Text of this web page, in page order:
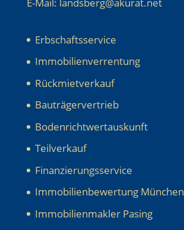
Erbschaftsservice
Immobilienverrentung
Rückmietverkauf
Bauträgervertrieb
Bodenrichtwertauskunft
Teilverkauf
Finanzierungsservice
Immobilienbewertung München
Immobilienmakler Pasing